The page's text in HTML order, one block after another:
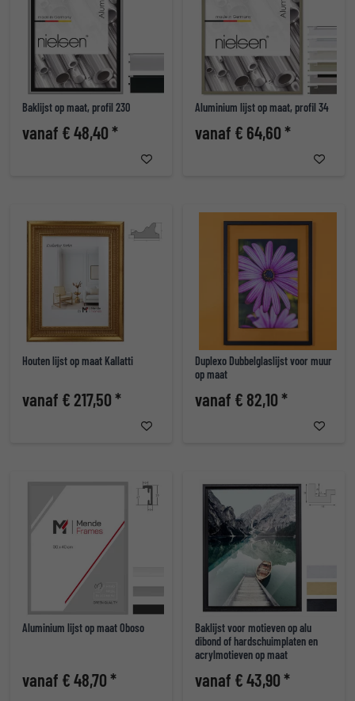
Baklijst op maat, profil 230
vanaf € 48,40 *
Aluminium lijst op maat, profil 34
vanaf € 64,60 *
Houten lijst op maat Kallatti
vanaf € 217,50 *
Duplexo Dubbelglaslijst voor muur
op maat
vanaf € 82,10 *
Aluminium lijst op maat Oboso
vanaf € 48,70 *
Baklijst voor motieven op alu
dibond of hardschuimplaten en
acrylmotieven op maat
vanaf € 43,90 *